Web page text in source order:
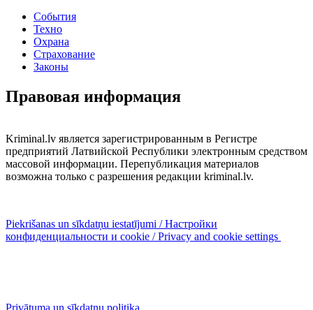
События
Техно
Охрана
Страхование
Законы
Правовая информация
Kriminal.lv является зарегистрированным в Регистре
предприятий Латвийской Республики электронным средством
массовой информации. Перепубликация материалов
возможна только с разрешения редакции kriminal.lv.
Piekrišanas un sīkdatņu iestatījumi / Настройки
конфиденциальности и cookie / Privacy and cookie settings
Privātuma un sīkdatņu politika